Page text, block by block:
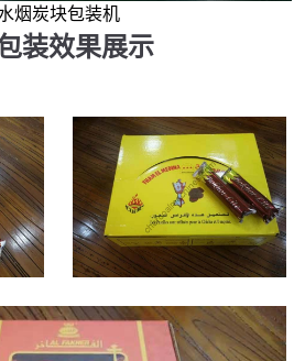
烟炭块包装机
装效果展示